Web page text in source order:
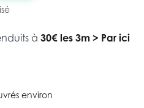
à 30€ les 3m > Par ici
environ